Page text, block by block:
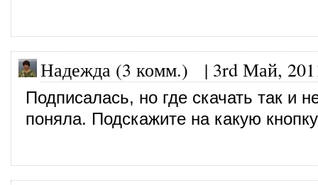
Надежда (3 комм.) | 3rd Май,
Подписалась, но где скачать так и
поняла. Подскажите на какую